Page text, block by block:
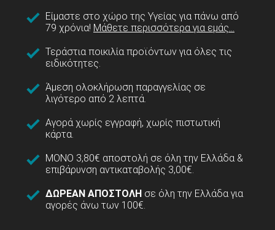
Είμαστε στο χώρο της Υγείας για πάνω από
79 χρόνια! Μάθετε περισσότερα για εμάς...
Τεράστια ποικιλία προϊόντων για όλες τις
ειδικότητες.
Άμεση ολοκλήρωση παραγγελίας σε
λιγότερο από 2 λεπτά.
Αγορά χωρίς εγγραφή, χωρίς πιστωτική
κάρτα.
ΜΟΝΟ 3,80€ αποστολή σε όλη την Ελλάδα &
επιβάρυνση αντικαταβολής 3,00€.
ΔΩΡΕΑΝ ΑΠΟΣΤΟΛΗ σε όλη την Ελλάδα για
αγορές άνω των 100€.